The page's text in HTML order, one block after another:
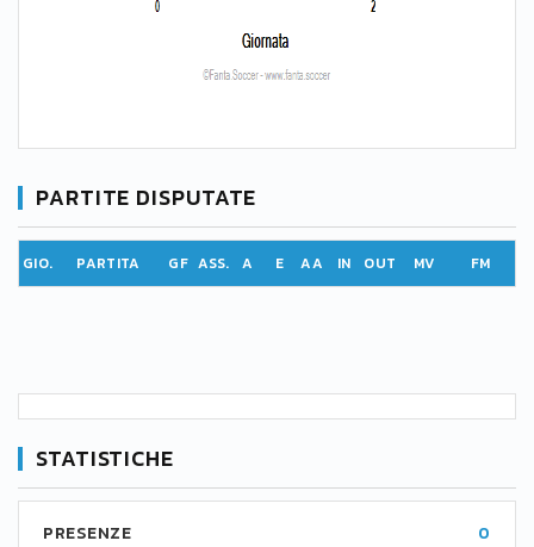
PARTITE DISPUTATE
GIO. PARTITA GF ASS. A E AA IN OUT MV FM
STATISTICHE
PRESENZE 0